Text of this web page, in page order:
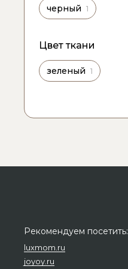
черный 1
Цвет ткани
зеленый 1
Рекомендуем посетить:
luxmom.ru
joyoy.ru